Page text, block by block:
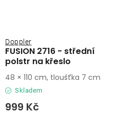
FUSION 2716 - střední
polstr na křeslo
Doppler
Skladem
999 Kč
48 × 110 cm, tloušťka 7 cm